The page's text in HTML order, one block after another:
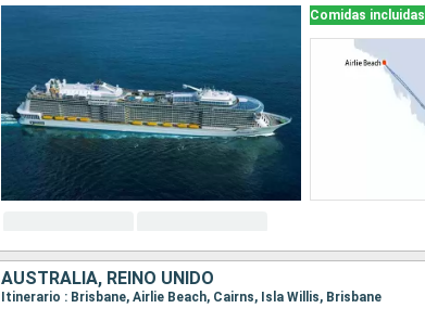
Comidas incluidas
AUSTRALIA, REINO UNIDO
Itinerario : Brisbane, Airlie Beach, Cairns, Isla Willis, Brisbane